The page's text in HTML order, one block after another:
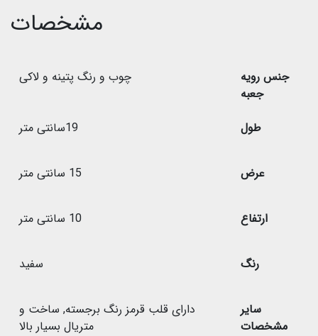
مشخصات
جنس رویه
جعبه
چوب و رنگ پتینه و لاکی
طول 19سانتی متر
عرض 15 سانتی متر
ارتفاع 10 سانتی متر
رنگ سفید
سایر
مشخصات
دارای قلب قرمز رنگ برجسته, ساخت و
متریال بسیار بالا